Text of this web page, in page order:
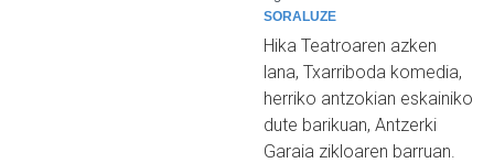
SORALUZE
Hika Teatroaren azken
lana, Txarriboda komedia,
herriko antzokian eskainiko
dute barikuan, Antzerki
Garaia zikloaren barruan.